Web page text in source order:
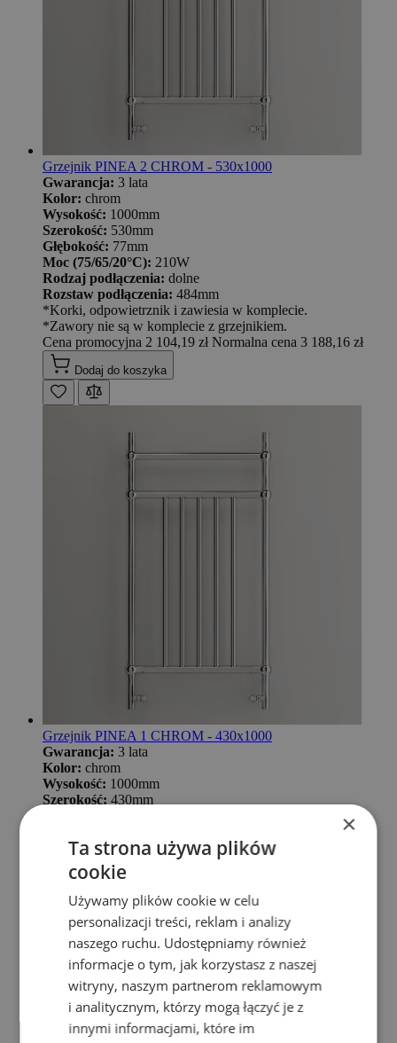
Grzejnik PINEA 2 CHROM - 530x1000
Gwarancja: 3 lata
Kolor: chrom
Wysokość: 1000mm
Szerokość: 530mm
Głębokość: 77mm
Moc (75/65/20°C): 210W
Rodzaj podłączenia: dolne
Rozstaw podłączenia: 484mm
*Korki, odpowietrznik i zawiesia w komplecie.
*Zawory nie są w komplecie z grzejnikiem.
Cena promocyjna 2 104,19 zł Normalna cena 3 188,16 zł
Dodaj do koszyka
Grzejnik PINEA 1 CHROM - 430x1000
Gwarancja: 3 lata
Kolor: chrom
Wysokość: 1000mm
Szerokość: 430mm
Rodzaj podłączenia:dolne
Rozstaw podłączenia: 384mm
*Korki, odpowietrznik i zawiesia w komplecie.
*Zawory nie są w komplecie z grzejnikiem.
Cena promocyjna
Dodaj do koszyka
×
Ta strona używa plików
cookie
Używamy plików cookie w celu
personalizacji treści, reklam i analizy
naszego ruchu. Udostępniamy również
informacje o tym, jak korzystasz z naszej
witryny, naszym partnerom reklamowym
i analitycznym, którzy mogą łączyć je z
innymi informacjami, które im